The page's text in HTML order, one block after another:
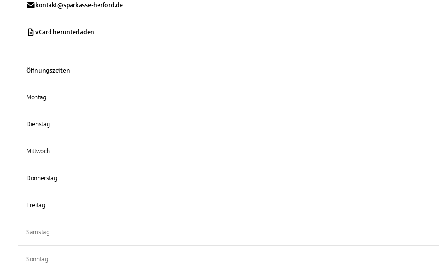
kontakt@sparkasse-herford.de
vCard herunterladen
Öffnungszeiten
Montag
Dienstag
Mittwoch
Donnerstag
Freitag
Samstag
Sonntag